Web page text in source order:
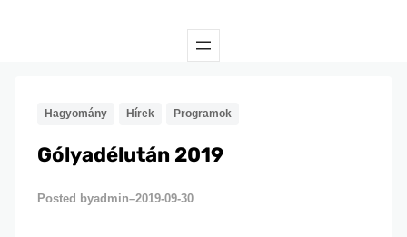
Hagyomány Hírek Programok
Gólyadélután 2019
Posted byadmin–2019-09-30